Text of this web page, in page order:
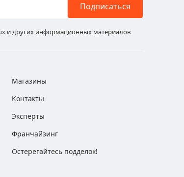
Подписаться
и других информационных материалов
Магазины
Контакты
Эксперты
Франчайзинг
Остерегайтесь подделок!